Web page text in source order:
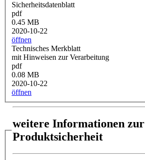
Sicherheitsdatenblatt
pdf
0.45 MB
2020-10-22
öffnen
Technisches Merkblatt
mit Hinweisen zur Verarbeitung
pdf
0.08 MB
2020-10-22
öffnen
weitere Informationen zur
Produktsicherheit